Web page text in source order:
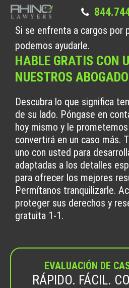
Si se enfrenta a cargos por
podemos ayudarle.
HABLE GRATIS CON
NUESTROS
Descubra lo que significa
de su lado. Póngase en
hoy mismo y le
convertirá en un caso más.
uno con usted para
adaptadas a los detalles
para ofrecer los mejores
Permítanos tranquilizarle.
proteger sus derechos y
gratuita 1-1.
EVALUACIÓN DE
RÁPIDO. FÁCIL.